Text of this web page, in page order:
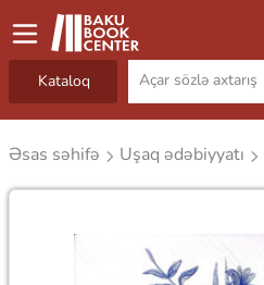
Kataloq
Əsas səhifə Uşaq ədəbiyyatı